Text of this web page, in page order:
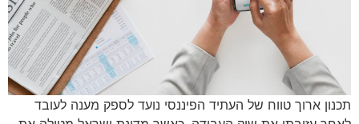
תכנון ארוך טווח של העתיד הפיננסי נועד לספק מענה לעובד